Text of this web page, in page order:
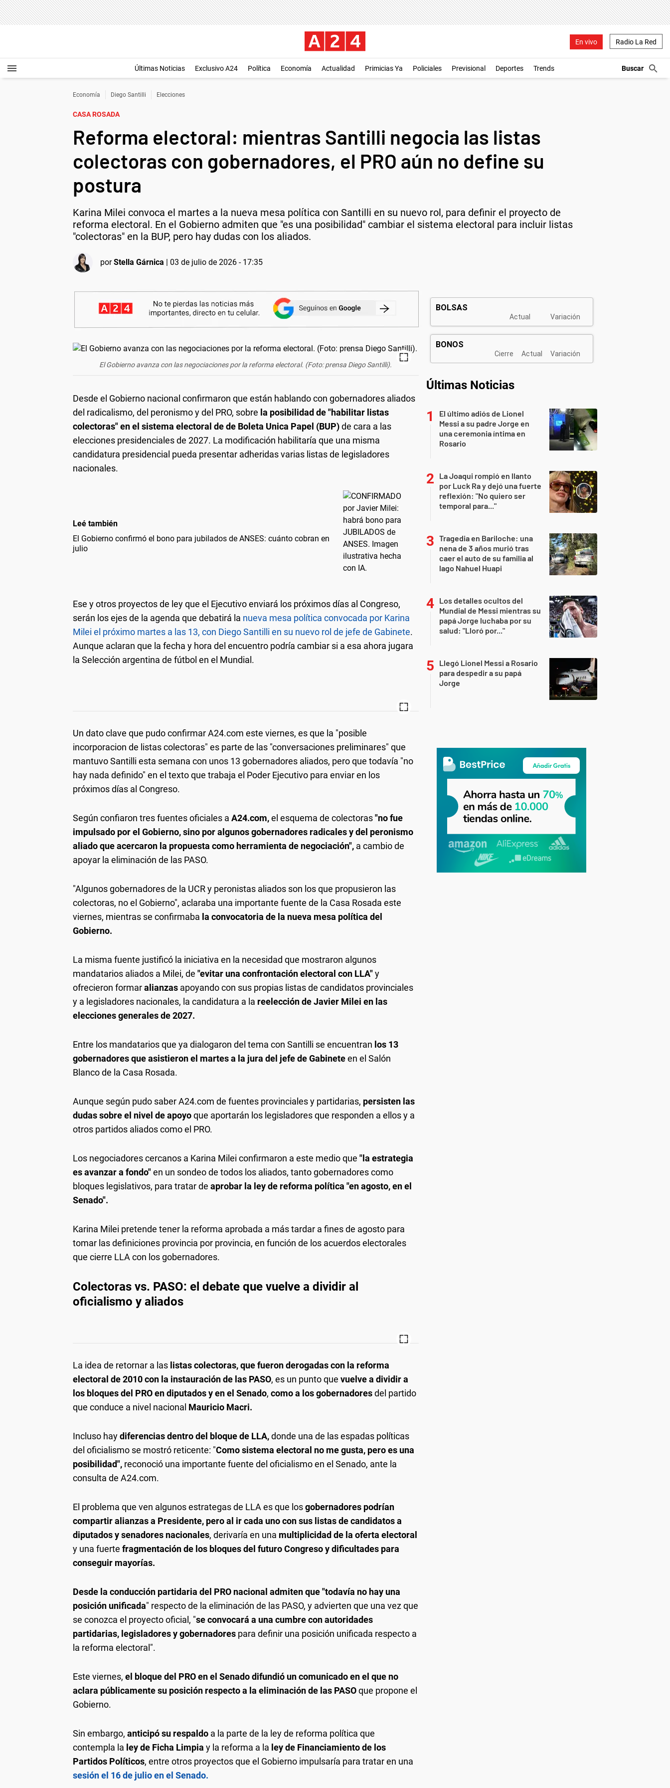
En vivo Radio La Red
Últimas Noticias Exclusivo A24 Política Economía Actualidad Primicias Ya Policiales Previsional Deportes Trends
Economía Diego Santilli Elecciones
CASA ROSADA
Reforma electoral: mientras Santilli negocia las listas
colectoras con gobernadores, el PRO aún no define su
postura
Karina Milei convoca el martes a la nueva mesa política con Santilli en su nuevo rol, para definir el proyecto de
reforma electoral. En el Gobierno admiten que "es una posibilidad" cambiar el sistema electoral para incluir listas
"colectoras" en la BUP, pero hay dudas con los aliados.
porStella Gárnica | 03 de julio de 2026 - 17:35
El Gobierno avanza con las negociaciones por la reforma electoral. (Foto: prensa Diego Santilli).
Desde el Gobierno nacional confirmaron que están hablando con gobernadores aliados
del radicalismo, del peronismo y del PRO, sobre la posibilidad de "habilitar listas
colectoras" en el sistema electoral de de Boleta Unica Papel (BUP)de cara a las
elecciones presidenciales de 2027. La modificación habilitaría que una misma
candidatura presidencial pueda presentar adheridas varias listas de legisladores
nacionales.
Leé también
El Gobierno confirmó el bono para jubilados de ANSES: cuánto cobran en
julio
Ese y otros proyectos de ley que el Ejecutivo enviará los próximos días al Congreso,
serán los ejes de la agenda que debatirá la nueva mesa política convocada por Karina
Milei el próximo martes a las 13, con Diego Santilli en su nuevo rol de jefe de Gabinete.
Aunque aclaran que la fecha y hora del encuentro podría cambiar si a esa ahora jugara
la Selección argentina de fútbol en el Mundial.
Un dato clave que pudo confirmar A24.com este viernes, es que la "posible
incorporacion de listas colectoras" es parte de las "conversaciones preliminares" que
mantuvo Santilli esta semana con unos 13 gobernadores aliados, pero que todavía "no
hay nada definido" en el texto que trabaja el Poder Ejecutivo para enviar en los
próximos días al Congreso.
Según confiaron tres fuentes oficiales a A24.com,el esquema de colectoras"no fue
impulsado por el Gobierno, sino por algunos gobernadores radicales y del peronismo
aliadoque acercaron la propuesta como herramienta de negociación", a cambio de
apoyar la eliminación de las PASO.
"Algunos gobernadores de la UCR y peronistas aliados son los que propusieron las
colectoras, no el Gobierno", aclaraba una importante fuente de la Casa Rosada este
viernes, mientras se confirmaba la convocatoria de la nueva mesa política del
Gobierno.
La misma fuente justificó la iniciativa en la necesidad que mostraron algunos
mandatarios aliados a Milei, de "evitar una confrontación electoral con LLA"y
ofrecieron formaralianzas apoyando con sus propias listas de candidatos provinciales
y a legisladores nacionales, la candidatura a la reelección de Javier Milei en las
elecciones generales de 2027.
Entre los mandatarios que ya dialogaron del tema con Santilli se encuentran los 13
gobernadores que asistieron el martes a la jura del jefe de Gabineteen el Salón
Blanco de la Casa Rosada.
Aunque según pudo saber A24.com de fuentes provinciales y partidarias, persisten las
dudas sobre el nivel de apoyoque aportarán los legisladores que responden a ellos y a
otros partidos aliados como el PRO.
Los negociadores cercanos a Karina Milei confirmaron a este medio que "la estrategia
es avanzar a fondo"en un sondeo de todos los aliados, tanto gobernadores como
bloques legislativos, para tratar de aprobar la ley de reforma política "en agosto, en el
Senado".
Karina Milei pretende tener la reforma aprobada a más tardar a fines de agosto para
tomar las definiciones provincia por provincia, en función de los acuerdos electorales
que cierre LLA con los gobernadores.
Colectoras vs. PASO: el debate que vuelve a dividir al
oficialismo y aliados
La idea de retornar a las listas colectoras, que fueron derogadas con la reforma
electoral de 2010 con la instauración de las PASO, es un punto que vuelve a dividir a
los bloques del PRO en diputados y en el Senado, como a los gobernadoresdel partido
que conduce a nivel nacional Mauricio Macri.
Incluso haydiferencias dentro del bloque de LLA,donde una de las espadas políticas
del oficialismo se mostró reticente: "Como sistema electoral no me gusta, pero es una
posibilidad", reconoció una importante fuente del oficialismo en el Senado, ante la
consulta de A24.com.
El problema que ven algunos estrategas de LLA es que losgobernadores podrían
compartir alianzas a Presidente, pero al ir cada uno con sus listas de candidatos a
diputados y senadores nacionales, derivaría en una multiplicidad de la oferta electoral
y una fuerte fragmentación de los bloques del futuro Congreso y dificultades para
conseguir mayorías.
Desde la conducción partidaria del PRO nacional admiten que "todavía no hay una
posición unificada" respecto de la eliminación de las PASO, y advierten que una vez que
se conozca el proyecto oficial, "se convocará a una cumbre con autoridades
partidarias, legisladores y gobernadores para definir una posición unificada respecto a
la reforma electoral".
Este viernes, el bloque del PRO en el Senado difundió un comunicado en el que no
aclara públicamente su posición respecto a la eliminación de las PASOque propone el
Gobierno.
Sin embargo, anticipó su respaldo a la parte de la ley de reforma política que
contempla la ley de Ficha Limpia y la reforma a la ley de Financiamiento de los
Partidos Políticos, entre otros proyectos que el Gobierno impulsaría para tratar en una
sesión el 16 de julio en el Senado.
Últimas Noticias
El último adiós de Lionel
Messi a su padre Jorge en
una ceremonia íntima en
Rosario
La Joaqui rompió en llanto
por Luck Ra y dejó una fuerte
reflexión: "No quiero ser
temporal para..."
Tragedia en Bariloche: una
nena de 3 años murió tras
caer el auto de su familia al
lago Nahuel Huapi
Los detalles ocultos del
Mundial de Messi mientras su
papá Jorge luchaba por su
salud: "Lloró por..."
Llegó Lionel Messi a Rosario
para despedir a su papá
Jorge